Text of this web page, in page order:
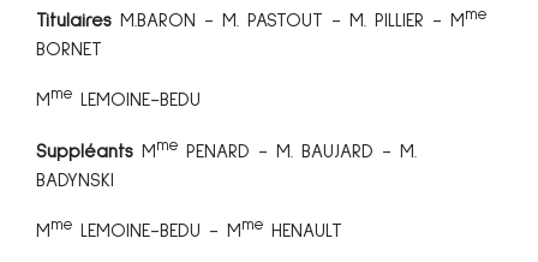
Titulaires M.BARON - M. PASTOUT - M. PILLIER - M me
BORNET
M me LEMOINE-BEDU
Suppléants M me
PENARD - M. BAUJARD - M.
BADYNSKI
M me LEMOINE-BEDU - M me HENAULT